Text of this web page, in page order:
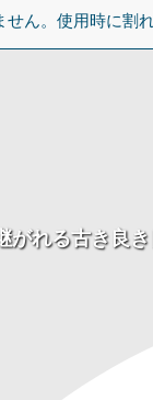
ん。使用時に割
がれる古き良